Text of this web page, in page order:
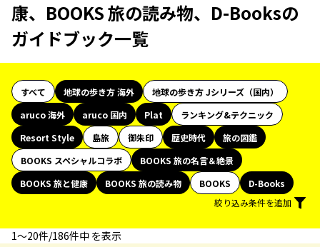
康、BOOKS 旅の読み物、D-Booksの
ガイドブック一覧
すべて 地球の歩き方 海外
地球の歩き方 Jシリーズ（国内）
aruco 海外
aruco 国内 Plat
ランキング&テクニック
Resort Style
島旅 御朱印 歴史時代
旅の図鑑
BOOKS スペシャルコラボ
BOOKS 旅の名言＆絶景
BOOKS 旅と健康
BOOKS 旅の読み物 BOOKS
D-Books
絞り込み条件を追加
1〜20件/186件中 を表示